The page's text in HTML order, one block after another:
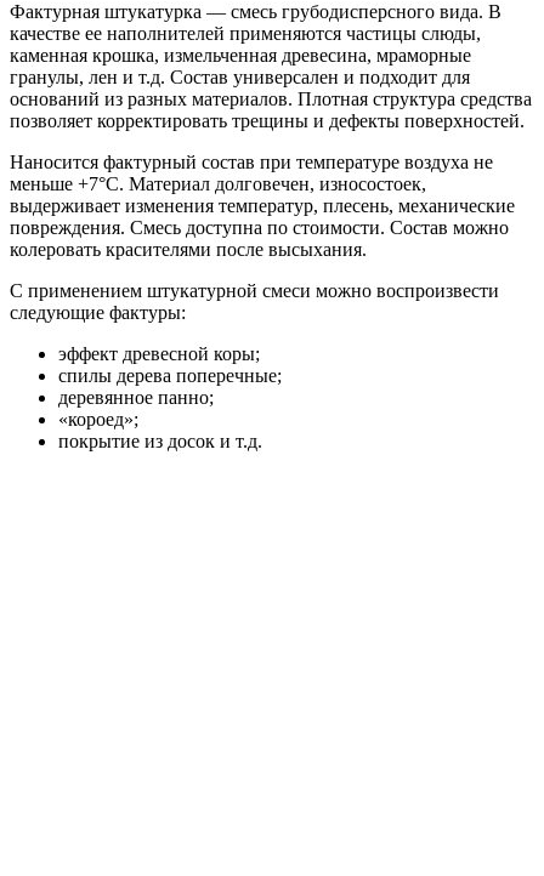
Фактурная штукатурка — смесь грубодисперсного вида. В
качестве ее наполнителей применяются частицы слюды,
каменная крошка, измельченная древесина, мраморные
гранулы, лен и т.д. Состав универсален и подходит для
оснований из разных материалов. Плотная структура средства
позволяет корректировать трещины и дефекты поверхностей.
Наносится фактурный состав при температуре воздуха не
меньше +7°С. Материал долговечен, износостоек,
выдерживает изменения температур, плесень, механические
повреждения. Смесь доступна по стоимости. Состав можно
колеровать красителями после высыхания.
С применением штукатурной смеси можно воспроизвести
следующие фактуры:
эффект древесной коры;
спилы дерева поперечные;
деревянное панно;
«короед»;
покрытие из досок и т.д.